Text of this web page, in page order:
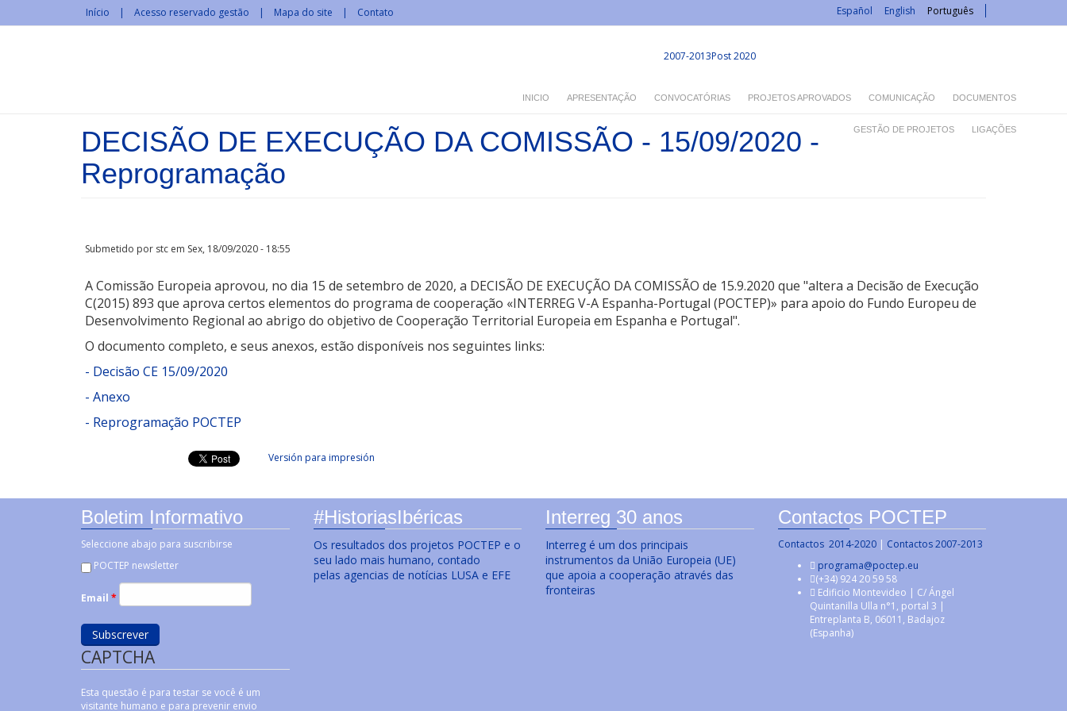
Passar para o conteúdo principal
Início Acesso reservado gestão Mapa do site Contato Español English Português
INICIO APRESENTAÇÃO CONVOCATÓRIAS PROJETOS APROVADOS COMUNICAÇÃO DOCUMENTOS
GESTÃO DE PROJETOS LIGAÇÕES
2007-2013Post 2020
DECISÃO DE EXECUÇÃO DA COMISSÃO - 15/09/2020 -
Reprogramação
Submetido por stc em Sex, 18/09/2020 - 18:55
A Comissão Europeia aprovou, no dia 15 de setembro de 2020, a DECISÃO DE EXECUÇÃO DA COMISSÃO de 15.9.2020 que "altera a Decisão de Execução
C(2015) 893 que aprova certos elementos do programa de cooperação «INTERREG V-A Espanha-Portugal (POCTEP)» para apoio do Fundo Europeu de
Desenvolvimento Regional ao abrigo do objetivo de Cooperação Territorial Europeia em Espanha e Portugal".
O documento completo, e seus anexos, estão disponíveis nos seguintes links:
- Decisão CE 15/09/2020
- Anexo
- Reprogramação POCTEP
Versión para impresión
Boletim Informativo
Seleccione abajo para suscribirse
POCTEP newsletter
Email *
CAPTCHA
Esta questão é para testar se você é um
visitante humano e para prevenir envio
#HistoriasIbéricas
Os resultados dos projetos POCTEP e o
seu lado mais humano, contado
pelas agencias de notícias LUSA e EFE
Interreg 30 anos
Interreg é um dos principais
instrumentos da União Europeia (UE)
que apoia a cooperação através das
fronteiras
Contactos POCTEP
Contactos 2014-2020| Contactos 2007-2013
programa@poctep.eu
(+34) 924 20 59 58
Edificio Montevideo | C/ Ángel
Quintanilla Ulla n°1, portal 3 |
Entreplanta B, 06011, Badajoz
(Espanha)